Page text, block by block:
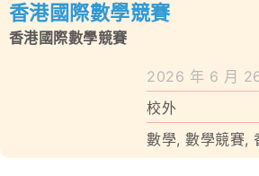
校風及學生支援
對外聯繫
香港國際數學競賽
香港國際數學競賽
2026 年 6 月
校外
數學,數學競賽,